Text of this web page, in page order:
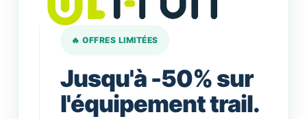
🔥 OFFRES LIMITÉES
Jusqu'à -50% sur
l'équipement trail.